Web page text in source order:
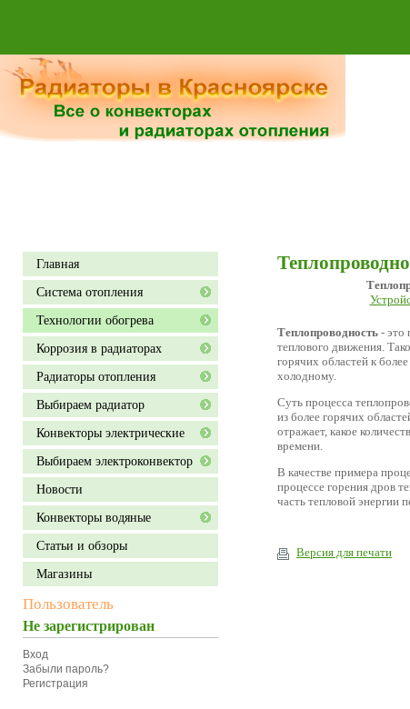
Главная
Система отопления
Технологии обогрева
Коррозия в радиаторах
Радиаторы отопления
Выбираем радиатор
Конвекторы электрические
Выбираем электроконвектор
Новости
Конвекторы водяные
Статьи и обзоры
Магазины
Пользователь
Не зарегистрирован
Вход
Забыли пароль?
Регистрация
Теплопроводность - это
теплового движения.
горячих областей к
холодному.
Суть процесса
из более горячих
отражает, какое
времени.
В качестве примера
процессе горения дров
часть тепловой энергии
Версия для печати